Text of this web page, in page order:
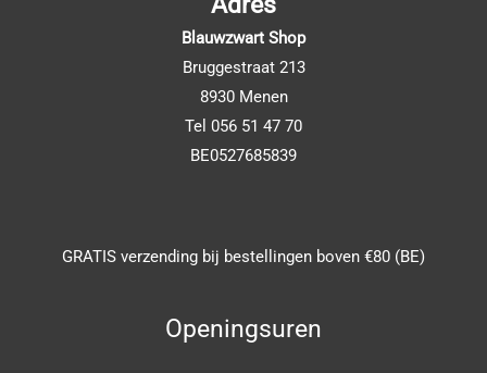
Blauwzwart Shop
Bruggestraat 213
8930 Menen
Tel 056 51 47 70
BE0527685839
GRATIS verzending bij bestellingen boven €80 (BE)
Openingsuren